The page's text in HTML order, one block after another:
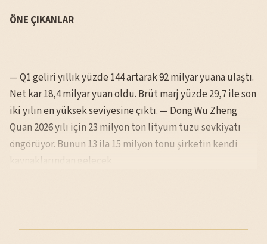
ÖNE ÇIKANLAR
— Q1 geliri yıllık yüzde 144 artarak 92 milyar yuana ulaştı.
Net kar 18,4 milyar yuan oldu. Brüt marj yüzde 29,7 ile son
iki yılın en yüksek seviyesine çıktı. — Dong Wu Zheng
Quan 2026 yılı için 23 milyon ton lityum tuzu sevkiyatı
öngörüyor. Bunun 13 ila 15 milyon tonu şirketin kendi
kaynaklarından gelecek.